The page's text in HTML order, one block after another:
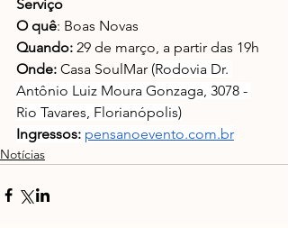
Serviço
O quê: Boas Novas
Quando: 29 de março, a partir das 19h
Onde: Casa SoulMar (Rodovia Dr.
Antônio Luiz Moura Gonzaga, 3078 -
Rio Tavares, Florianópolis)
Ingressos: pensanoevento.com.br
Notícias